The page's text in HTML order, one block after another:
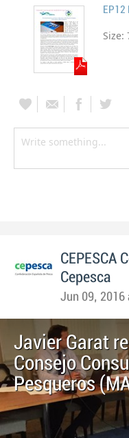
Size:
CEPESCA
Cepesca
Jun 09, 2016
Javier Garat
Consejo
Pesqueros